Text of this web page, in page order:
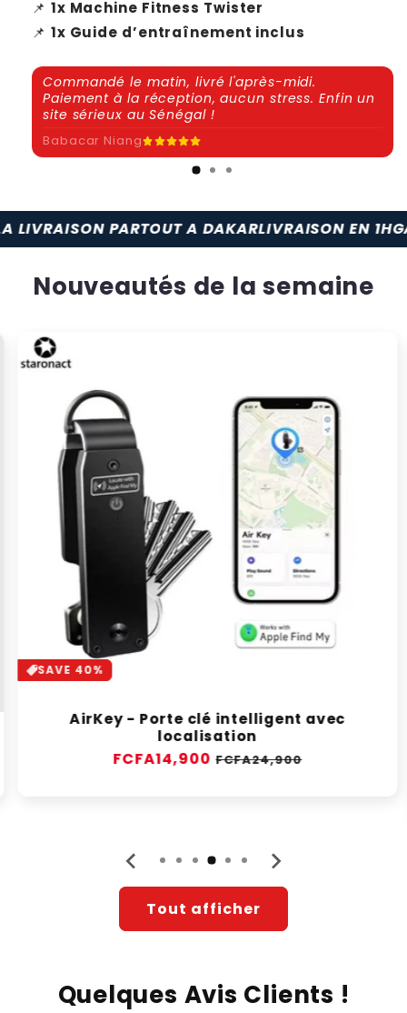
📌 1x Machine Fitness Twister
📌 1x Guide d’entraînement inclus
Commandé le matin, livré l'après-midi.
Paiement à la réception, aucun stress. Enfin un
site sérieux au Sénégal !
Babacar Niang
PARTOUT A DAKARLIVRAISON EN 1HGARANTIE
Nouveautés de la semaine
SAVE 40%
AirKey - Porte clé intelligent avec
localisation
Prix
FCFA14,900 Prix
FCFA24,900
Tout afficher
Quelques Avis Clients !